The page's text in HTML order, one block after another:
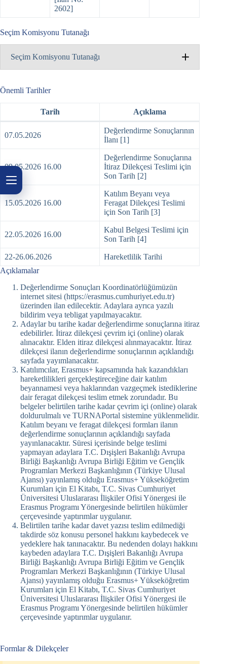
2602]
Seçim Komisyonu Tutanağı
Seçim Komisyonu Tutanağı
Önemli Tarihler
Tarih Açıklama
07.05.2026
Değerlendirme Sonuçlarının
İlanı [1]
09.05.2026 16.00
Değerlendirme Sonuçlarına
İtiraz Dilekçesi Teslimi için
Son Tarih [2]
15.05.2026 16.00
Katılım Beyanı veya
Feragat Dilekçesi Teslimi
için Son Tarih [3]
22.05.2026 16.00
Kabul Belgesi Teslimi için
Son Tarih [4]
22-26.06.2026
Hareketlilik Tarihi
Açıklamalar
Değerlendirme Sonuçları Koordinatörlüğümüzün
internet sitesi (https://erasmus.cumhuriyet.edu.tr)
üzerinden ilan edilecektir. Adaylara ayrıca yazılı
bildirim veya tebligat yapılmayacaktır.
Adaylar bu tarihe kadar değerlendirme sonuçlarına itiraz
edebilirler. İtiraz dilekçesi çevrim içi (online) olarak
alınacaktır. Elden itiraz dilekçesi alınmayacaktır. İtiraz
dilekçesi ilanın değerlendirme sonuçlarının açıklandığı
sayfada yayımlanacaktır.
Katılımcılar, Erasmus+ kapsamında hak kazandıkları
hareketlilikleri gerçekleştireceğine dair katılım
beyannamesi veya haklarından vazgeçmek istediklerine
dair feragat dilekçesi teslim etmek zorundadır. Bu
belgeler belirtilen tarihe kadar çevrim içi (online) olarak
doldurulmalı ve TURNAPortal sistemine yüklenmelidir.
Katılım beyanı ve feragat dilekçesi formları ilanın
değerlendirme sonuçlarının açıklandığı sayfada
yayınlanacaktır. Süresi içerisinde belge teslimi
yapmayan adaylara T.C. Dışişleri Bakanlığı Avrupa
Birliği Başkanlığı Avrupa Birliği Eğitim ve Gençlik
Programları Merkezi Başkanlığının (Türkiye Ulusal
Ajansı) yayınlamış olduğu Erasmus+ Yükseköğretim
Kurumları için El Kitabı, T.C. Sivas Cumhuriyet
Üniversitesi Uluslararası İlişkiler Ofisi Yönergesi ile
Erasmus Programı Yönergesinde belirtilen hükümler
çerçevesinde yaptırımlar uygulanır.
Belirtilen tarihe kadar davet yazısı teslim edilmediği
takdirde söz konusu personel hakkını kaybedecek ve
yedeklere hak tanınacaktır. Bu nedenden dolayı hakkını
kaybeden adaylara T.C. Dışişleri Bakanlığı Avrupa
Birliği Başkanlığı Avrupa Birliği Eğitim ve Gençlik
Programları Merkezi Başkanlığının (Türkiye Ulusal
Ajansı) yayınlamış olduğu Erasmus+ Yükseköğretim
Kurumları için El Kitabı, T.C. Sivas Cumhuriyet
Üniversitesi Uluslararası İlişkiler Ofisi Yönergesi ile
Erasmus Programı Yönergesinde belirtilen hükümler
çerçevesinde yaptırımlar uygulanır.
Formlar & Dilekçeler